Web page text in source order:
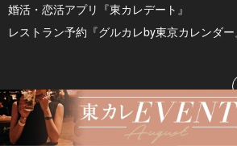
婚活・恋活アプリ『東カレデート』
レストラン予約『グルカレby東京カレンダー
© 2026